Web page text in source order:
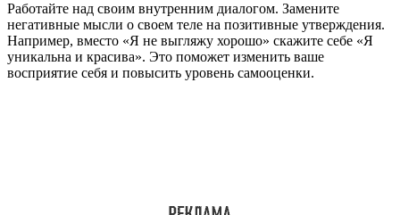
Работайте над своим внутренним диалогом. Замените
негативные мысли о своем теле на позитивные утверждения.
Например, вместо «Я не выгляжу хорошо» скажите себе «Я
уникальна и красива». Это поможет изменить ваше
восприятие себя и повысить уровень самооценки.